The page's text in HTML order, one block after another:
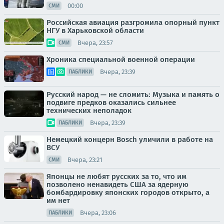
СМИ 00:00
Российская авиация разгромила опорный пункт
НГУ в Харьковской области
СМИ Вчера, 23:57
Хроника специальной военной операции
ПАБЛИКИ Вчера, 23:39
Русский народ — не сломить: Музыка и память о
подвиге предков оказались сильнее
технических неполадок
ПАБЛИКИ Вчера, 23:39
Немецкий концерн Bosch уличили в работе на
ВСУ
СМИ Вчера, 23:21
Японцы не любят русских за то, что им
позволено ненавидеть США за ядерную
бомбардировку японских городов открыто, а
им нет
ПАБЛИКИ Вчера, 23:06